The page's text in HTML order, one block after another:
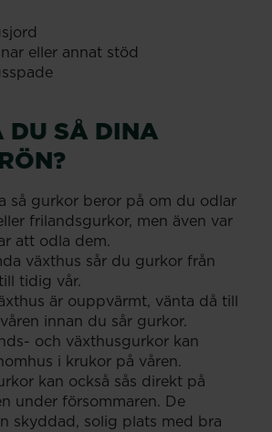
eller annat stöd
DU SÅ DINA
så gurkor beror på om du odlar
frilandsgurkor, men även var
att odla dem.
växthus sår du gurkor från
tidig vår.
är ouppvärmt, vänta då till
innan du sår gurkor.
och växthusgurkor kan
i krukor på våren.
kan också sås direkt på
under försommaren. De
skyddad, solig plats med bra